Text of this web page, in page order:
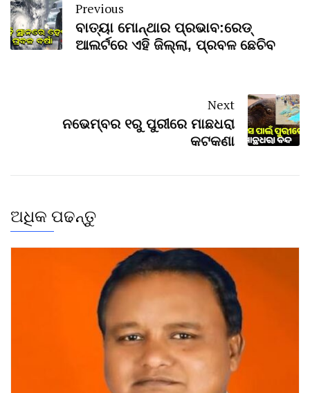
Previous
ବାତ୍ୟା ମୋନ୍ଥାର ପ୍ରଭାବ:ରେଡ୍‌
ଆଲର୍ଟରେ ଏହି ଜିଲ୍ଲା, ପ୍ରବଳ ଛେଚିବ
Next
ନଭେମ୍ବର ୧ରୁ ପୁରୀରେ ମାଛଧରା
କଟକଣା
ଅଧିକ ପଢନ୍ତୁ